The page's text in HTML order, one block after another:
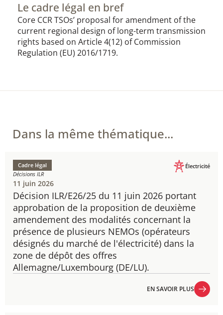
Le cadre légal en bref
Core CCR TSOs’ proposal for amendment of the
current regional design of long-term transmission
rights based on Article 4(12) of Commission
Regulation (EU) 2016/1719.
Dans la même thématique...
Décision ILR/E26/25 du 11 juin 2026 portant
approbation de la proposition de deuxième
amendement des modalités concernant la
présence de plusieurs NEMOs (opérateurs
désignés du marché de l'électricité) dans la
zone de dépôt des offres
Allemagne/Luxembourg (DE/LU).
Cadre légal
Décisions ILR
Électricité
11 juin 2026
EN SAVOIR PLUS